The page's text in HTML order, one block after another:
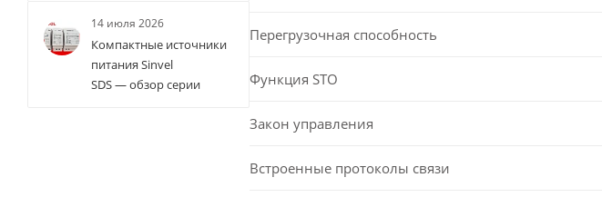
Перегрузочная способность
Функция STO
Закон управления
Встроенные протоколы связи
14 июля 2026
Компактные источники
питания Sinvel
SDS — обзор серии